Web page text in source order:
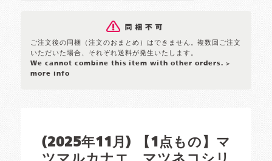
ご注文後の同梱（注文のおまとめ）はできません。複数回ご注文
いただいた場合、それぞれ送料が発生いたします。
We cannot combine this item with other orders. >
more info
(2025年11月) 【1点もの】マ